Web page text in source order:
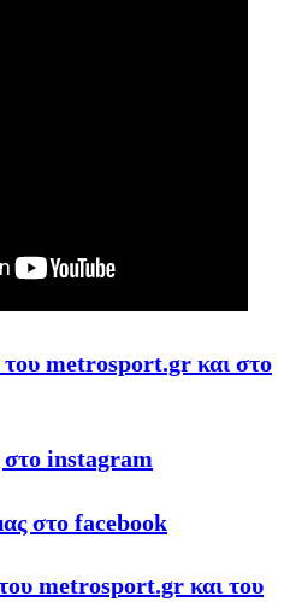
metrosport.gr και στο
στο instagram
στο facebook
metrosport.gr και του